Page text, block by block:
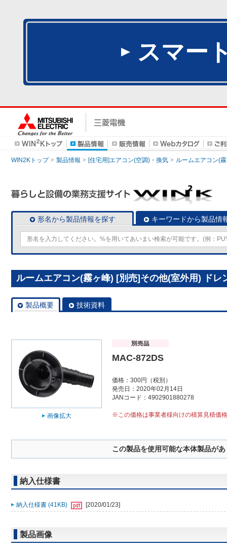
スマー
WIN2Kトップ 製品情報 [住宅用]エアコン(空調)・換気 ルームエアコン(
形名から製品情報を探す キーワードから製品情
ルームエアコン(霧ヶ峰) [別売]その他(室外用) ドレ
製品概要 技術資料
画像拡大
MAC-872DS
価格：300円（税別）
発売日：2020年02月14日
JANコード：4902901880278
※この価格は事業者様向けの積算見積価
この製品を使用可能な本体製品が
納入仕様書
納入仕様書 (41KB) [2020/01/23]
製品画像